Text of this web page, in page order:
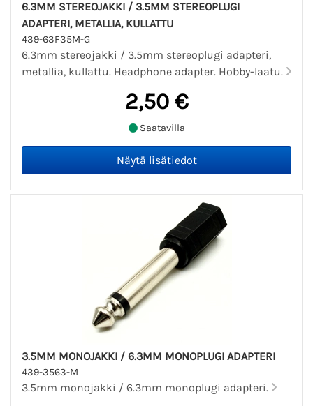
6.3MM STEREOJAKKI / 3.5MM STEREOPLUGI
ADAPTERI, METALLIA, KULLATTU
439-63F35M-G
6.3mm stereojakki / 3.5mm stereoplugi adapteri,
metallia, kullattu. Headphone adapter. Hobby-laatu.
2,50 €
Saatavilla
3.5MM MONOJAKKI / 6.3MM MONOPLUGI ADAPTERI
439-3563-M
3.5mm monojakki / 6.3mm monoplugi adapteri.